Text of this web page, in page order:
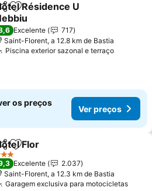
Adicionar aos favoritos
Résidence U
preços
Excelente
717
Saint-Florent, a 12.8 km de Bastia
Piscina exterior sazonal e terraçoVer
os preços
Ver preços
Adicionar aos favoritos
Flor
Excelente
2.037
Saint-Florent, a 12.3 km de Bastia
Garagem exclusiva para motocicletasVer